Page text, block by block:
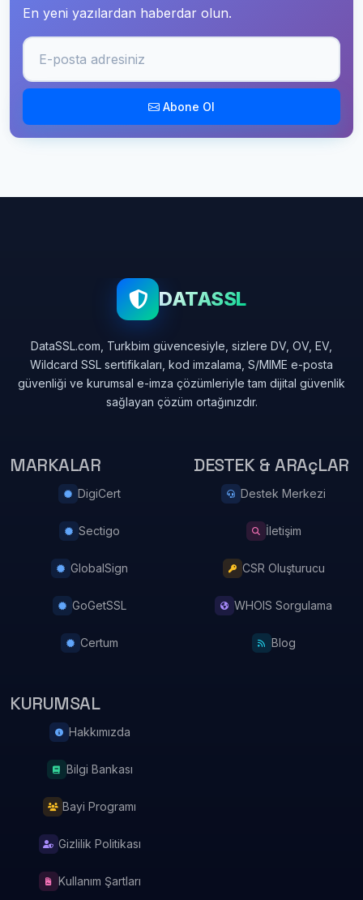
En yeni yazılardan haberdar olun.
Abone Ol
DATASSL
DataSSL.com, Turkbim güvencesiyle, sizlere DV, OV, EV,
Wildcard SSL sertifikaları, kod imzalama, S/MIME e-posta
güvenliği ve kurumsal e-imza çözümleriyle tam dijital güvenlik
sağlayan çözüm ortağınızdır.
MARKALAR
DigiCert
Sectigo
GlobalSign
GoGetSSL
Certum
DESTEK & ARAçLAR
Destek Merkezi
İletişim
CSR Oluşturucu
WHOIS Sorgulama
Blog
KURUMSAL
Hakkımızda
Bilgi Bankası
Bayi Programı
Gizlilik Politikası
Kullanım Şartları